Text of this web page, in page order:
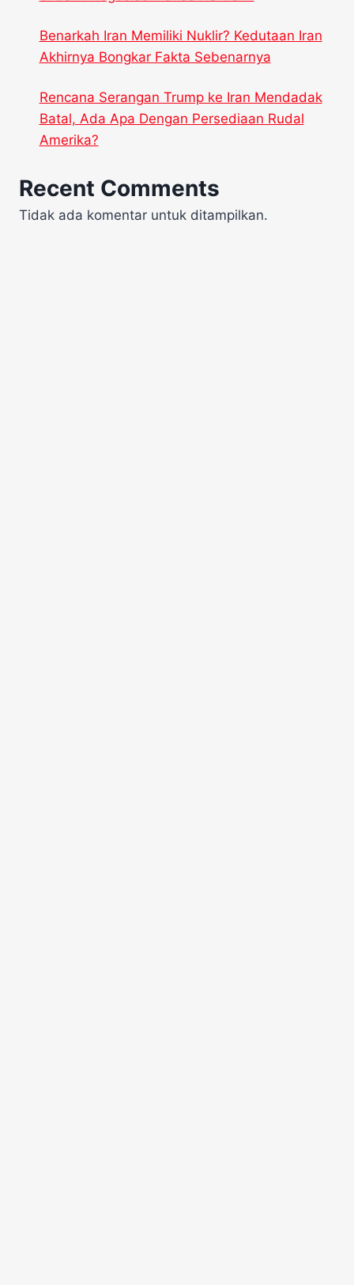
Benarkah Iran Memiliki Nuklir? Kedutaan Iran
Akhirnya Bongkar Fakta Sebenarnya
Rencana Serangan Trump ke Iran Mendadak
Batal, Ada Apa Dengan Persediaan Rudal
Amerika?
Recent Comments
Tidak ada komentar untuk ditampilkan.